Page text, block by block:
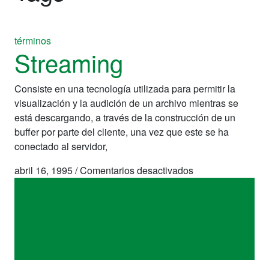
términos
Streaming
Consiste en una tecnología utilizada para permitir la
visualización y la audición de un archivo mientras se
está descargando, a través de la construcción de un
buffer por parte del cliente, una vez que este se ha
conectado al servidor,
abril 16, 1995/Comentarios desactivadosen